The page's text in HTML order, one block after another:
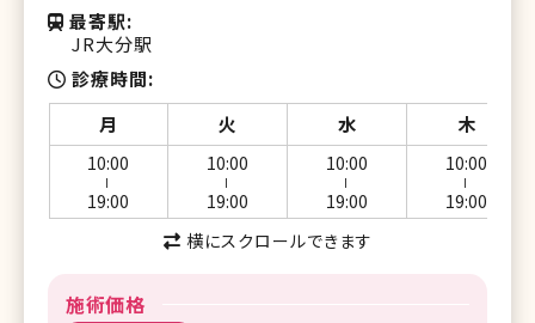
最寄駅
JR大分駅
診療時間
月
火 水 木
10:00
19:00
10:00
19:00
10:00
19:00
10:00
19:00
横にスクロールできます
施術価格